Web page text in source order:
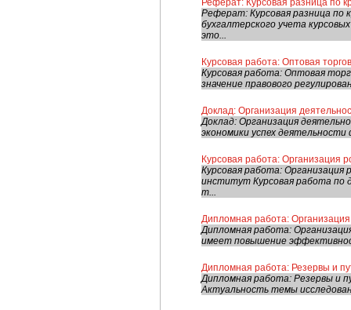
Реферат: Курсовая разница по
Реферат: Курсовая разница по
бухгалтерского учета
это...
Курсовая работа: Оптовая
Курсовая работа: Оптовая
значение правового
Доклад: Организация
Доклад: Организация
экономики успех
Курсовая работа: Организация
Курсовая работа: Организация
институт Курсовая работа по
т...
Дипломная работа: Организация
Дипломная работа:
имеет повышение
Дипломная работа: Резервы и
Дипломная работа: Резервы и
Актуальность темы